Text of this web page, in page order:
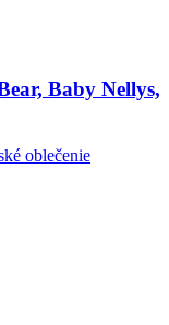
Baby Nellys,
oblečenie